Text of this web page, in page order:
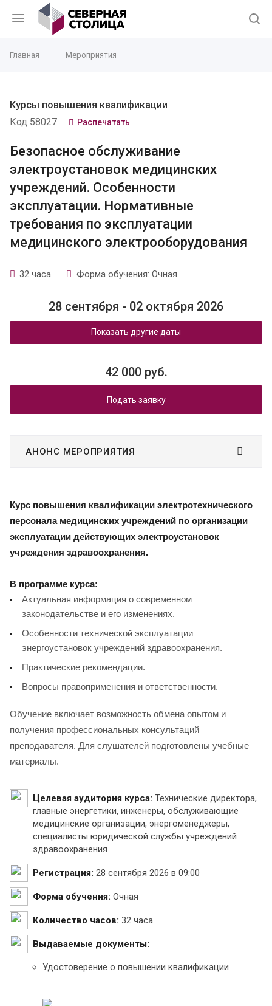
Главная Мероприятия
Курсы повышения квалификации
Код 58027
Распечатать
Безопасное обслуживание
электроустановок медицинских
учреждений. Особенности
эксплуатации. Нормативные
требования по эксплуатации
медицинского электрооборудования
32 часа Форма обучения: Очная
28 сентября - 02 октября 2026
Показать другие даты
42 000 руб.
Подать заявку
АНОНС МЕРОПРИЯТИЯ
Курс повышения квалификации электротехнического
персонала медицинских учреждений по организации
эксплуатации действующих электроустановок
учреждения здравоохранения.
В программе курса:
Актуальная информация о современном
законодательстве и его изменениях.
Особенности технической эксплуатации
энергоустановок учреждений здравоохранения.
Практические рекомендации.
Вопросы правоприменения и ответственности.
Обучение включает возможность обмена опытом и
получения профессиональных консультаций
преподавателя. Для слушателей подготовлены учебные
материалы.
Целевая аудитория курса: Технические директора,
главные энергетики, инженеры, обслуживающие
медицинские организации, энергоменеджеры,
специалисты юридической службы учреждений
здравоохранения
Регистрация: 28 сентября 2026 в 09:00
Форма обучения: Очная
Количество часов: 32 часа
Выдаваемые документы:
Удостоверение о повышении квалификации